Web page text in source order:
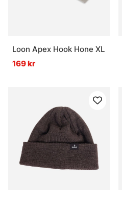
Loon Apex Hook Hone XL
169 kr